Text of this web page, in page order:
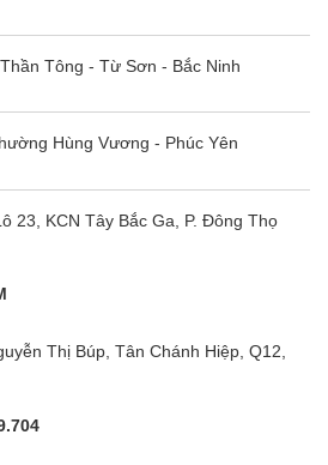
thói quen sử dụng của bạn
xử lý nhanh chóng và kịp thời.
điều hòa âm trần
50000BTU Nagakawa
Tông - Từ Sơn - Bắc Ninh
Hùng Vương - Phúc Yên
23, KCN Tây Bắc Ga, P. Đông Thọ
Thị Búp, Tân Chánh Hiệp, Q12,